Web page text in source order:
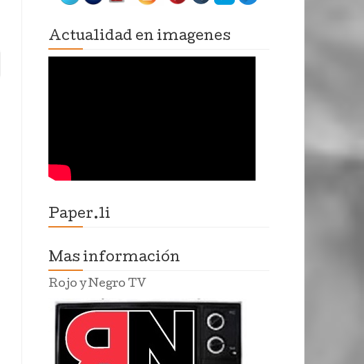
Actualidad en imagenes
Paper.li
Mas información
Rojo y Negro TV